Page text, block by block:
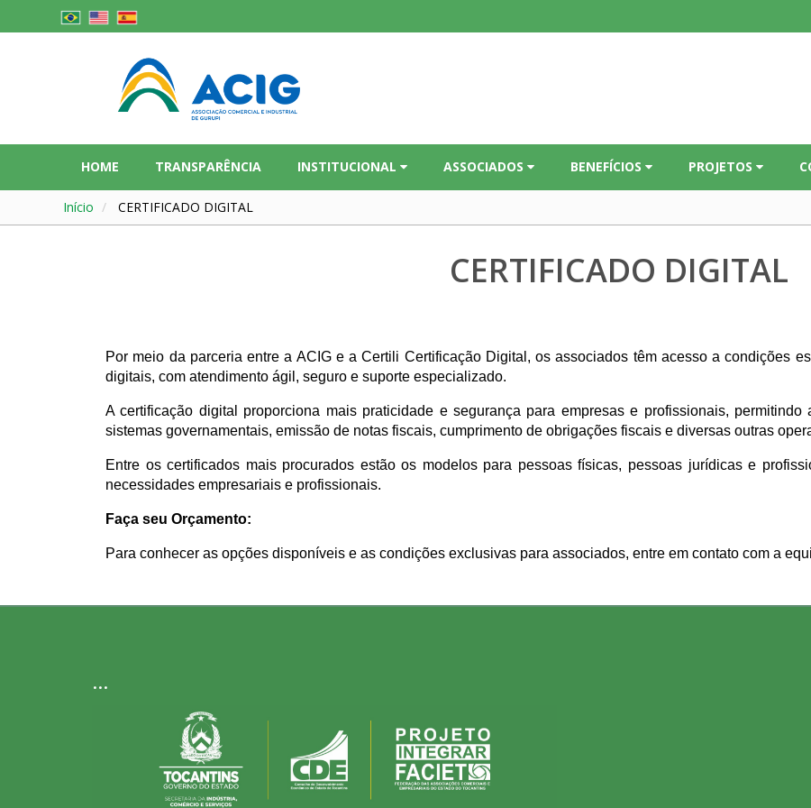
HOME TRANSPARÊNCIA INSTITUCIONAL ASSOCIADOS BENEFÍCIOS PROJETOS
Início CERTIFICADO DIGITAL
CERTIFICADO DIGITAL
Por meio da parceria entre a ACIG e a Certili Certificação Digital, os associados têm acesso a condições
digitais, com atendimento ágil, seguro e suporte especializado.
A certificação digital proporciona mais praticidade e segurança para empresas e profissionais,
sistemas governamentais, emissão de notas fiscais, cumprimento de obrigações fiscais e diversas outras
Entre os certificados mais procurados estão os modelos para pessoas físicas, pessoas jurídicas e
necessidades empresariais e profissionais.
Faça seu Orçamento:
Para conhecer as opções disponíveis e as condições exclusivas para associados, entre em contato com a
...